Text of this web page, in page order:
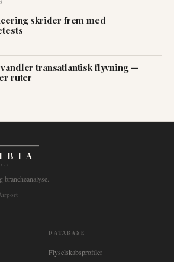
skrider frem med
transatlantisk flyvning —
ruter
DATABASE
Flyselskabsprofiler